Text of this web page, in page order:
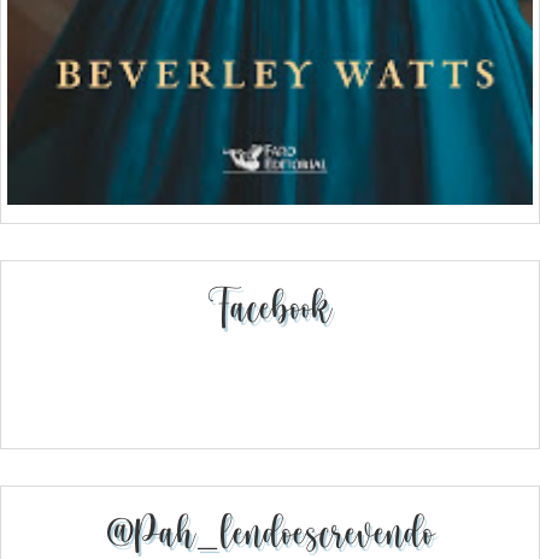
Facebook
@pah_lendoescrevendo